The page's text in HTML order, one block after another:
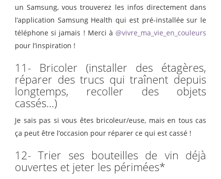
un Samsung, vous trouverez les infos directement dans
l’application Samsung Health qui est pré-installée sur le
téléphone si jamais ! Merci à @vivre_ma_vie_en_couleurs
pour l’inspiration !
11- Bricoler (installer des étagères,
réparer des trucs qui traînent depuis
longtemps, recoller des objets
cassés…)
Je sais pas si vous êtes bricoleur/euse, mais en tous cas
ça peut être l’occasion pour réparer ce qui est cassé !
12- Trier ses bouteilles de vin déjà
ouvertes et jeter les périmées*